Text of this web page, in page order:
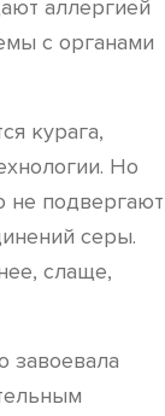
аллергией
с органами
курага,
Но
не подвергают
серы.
слаще,
завоевала